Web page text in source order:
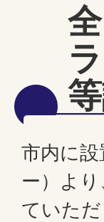
市内に
ー）よ
ていた